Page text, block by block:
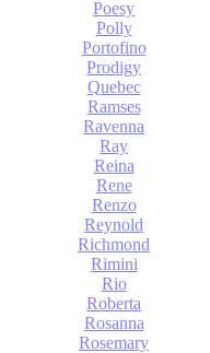
Poesy
Polly
Portofino
Prodigy
Quebec
Ramses
Ravenna
Ray
Reina
Rene
Renzo
Reynold
Richmond
Rimini
Rio
Roberta
Rosanna
Rosemary